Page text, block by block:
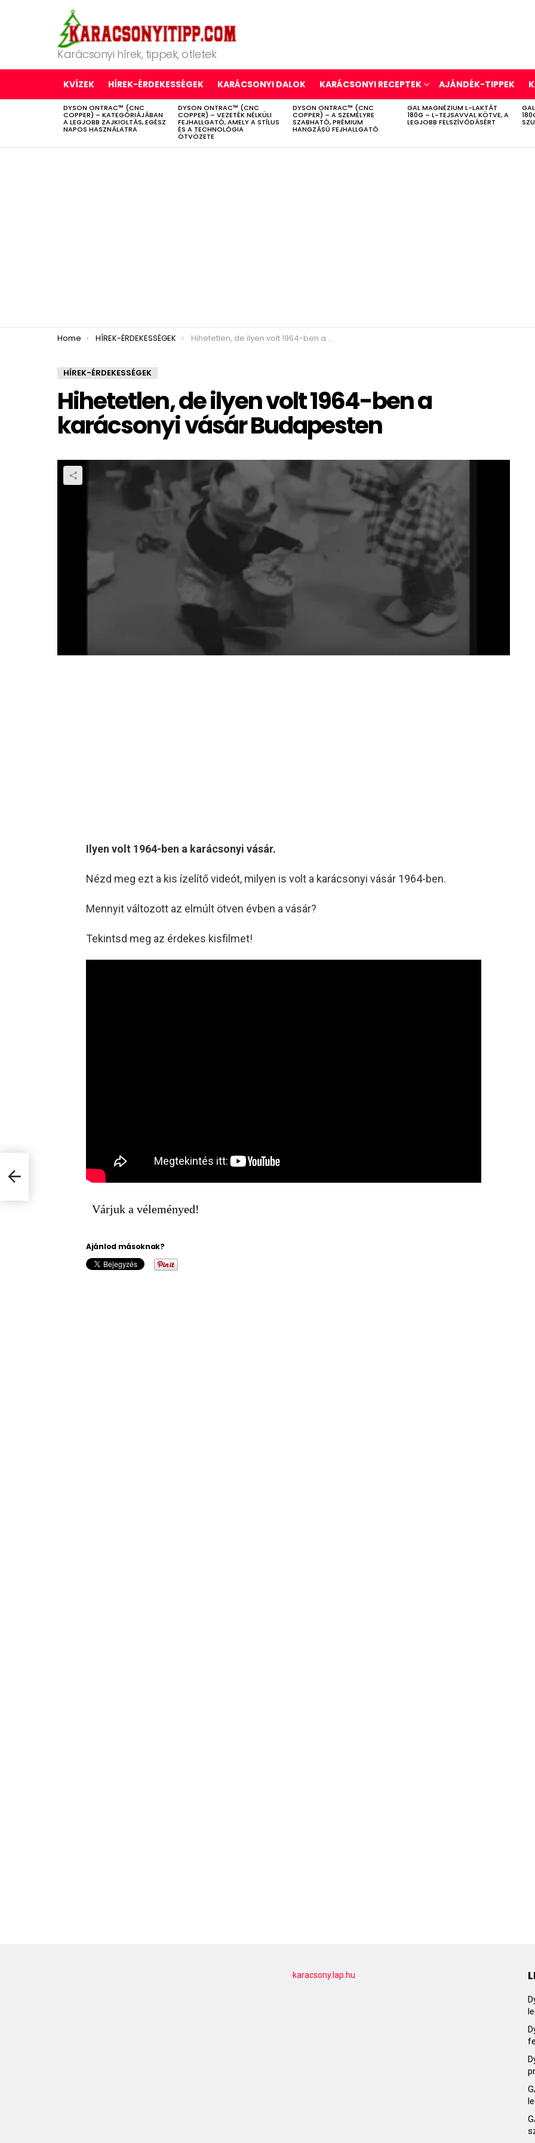
Karácsonyi hírek, tippek, ötletek
KVÍZEK HÍREK-ÉRDEKESSÉGEK KARÁCSONYI DALOK KARÁCSONYI RECEPTEK AJÁNDÉK-TIPPEK
LATEST
STORIES
DYSON ONTRAC™ (CNC
COPPER) – KATEGÓRIÁJÁBAN
A LEGJOBB ZAJKIOLTÁS, EGÉSZ
NAPOS HASZNÁLATRA
DYSON ONTRAC™ (CNC
COPPER) – VEZETÉK NÉLKÜLI
FEJHALLGATÓ, AMELY A STÍLUS
ÉS A TECHNOLÓGIA
ÖTVÖZETE
DYSON ONTRAC™ (CNC
COPPER) – A SZEMÉLYRE
SZABHATÓ, PRÉMIUM
HANGZÁSÚ FEJHALLGATÓ
GAL MAGNÉZIUM L-LAKTÁT
180G – L-TEJSAVVAL KÖTVE, A
LEGJOBB FELSZÍVÓDÁSÉRT
You are here:
Home HÍREK-ÉRDEKESSÉGEK Hihetetlen, de ilyen volt 1964-ben a karácsonyi vásár Budapesten
HÍREK-ÉRDEKESSÉGEK
Hihetetlen, de ilyen volt 1964-ben a
karácsonyi vásár Budapesten
Ilyen volt 1964-ben a karácsonyi vásár.
Nézd meg ezt a kis ízelítő videót, milyen is volt a karácsonyi vásár 1964-ben.
Mennyit változott az elmúlt ötven évben a vásár?
Tekintsd meg az érdekes kisfilmet!
Várjuk a véleményed!
Ajánlod másoknak?
az
karacsony.lap.hu